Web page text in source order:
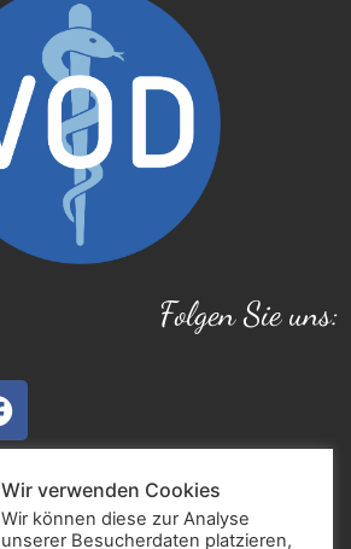
Folgen Sie uns:
Wir verwenden Cookies
Wir können diese zur Analyse
unserer Besucherdaten platzieren,